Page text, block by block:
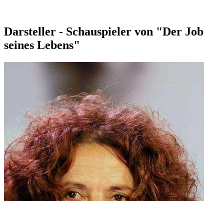
Darsteller - Schauspieler von "Der Job
seines Lebens"